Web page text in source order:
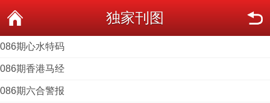
独家刊图
086期心水特码
086期香港马经
086期六合警报